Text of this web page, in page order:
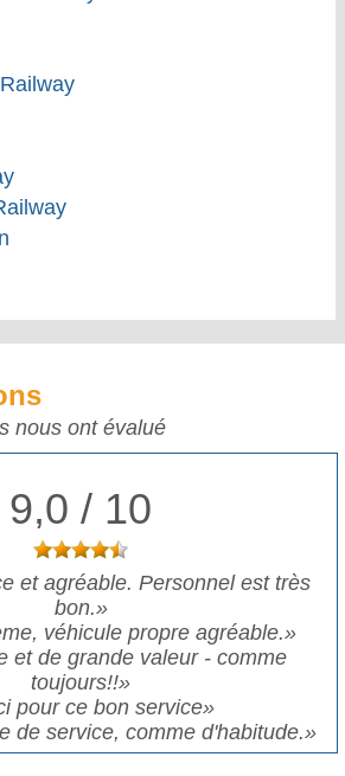
nous ont évalué
9,0 / 10
et agréable. Personnel est très
bon.»
véhicule propre agréable.»
et de grande valeur - comme
toujours!!»
pour ce bon service»
de service, comme d'habitude.»